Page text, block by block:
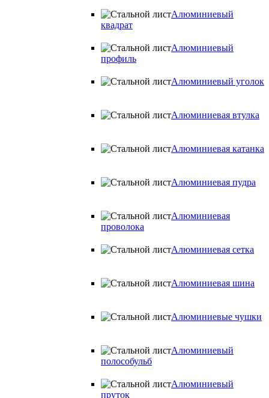
Алюминиевый
квадрат
Алюминиевый
профиль
Алюминиевый уголок
Алюминиевая втулка
Алюминиевая катанка
Алюминиевая пудра
Алюминиевая
проволока
Алюминиевая сетка
Алюминиевая шина
Алюминиевые чушки
Алюминиевый
полособульб
Алюминиевый
пруток